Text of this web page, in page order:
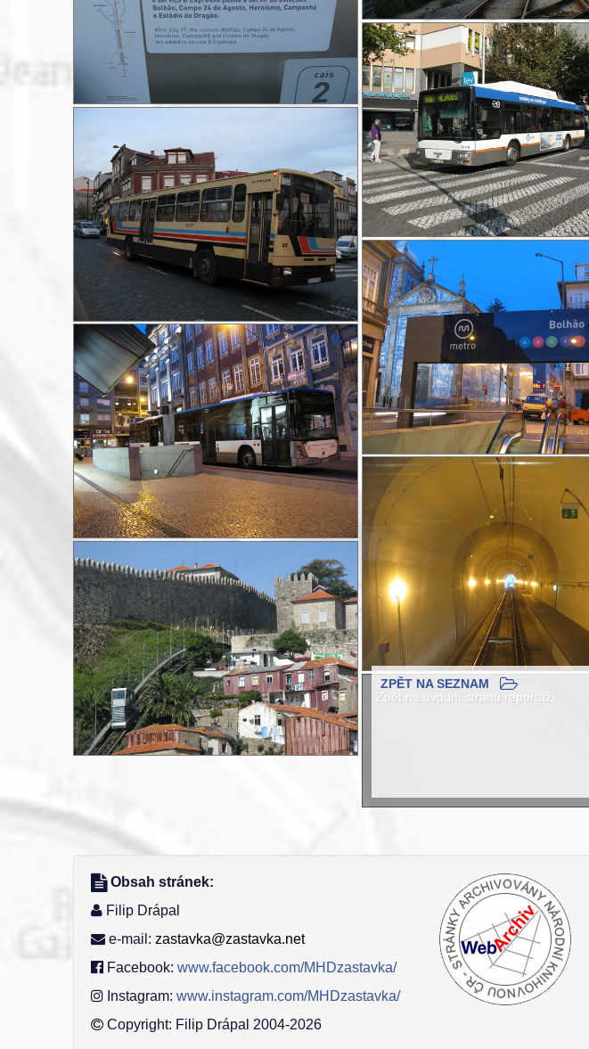
Zpět na úvodní stranu reportáží
ZPĚT NA SEZNAM
Obsah stránek:
Filip Drápal
e-mail:zastavka@zastavka.net
Facebook:www.facebook.com/MHDzastavka/
Instagram:www.instagram.com/MHDzastavka/
Copyright: Filip Drápal 2004-2026